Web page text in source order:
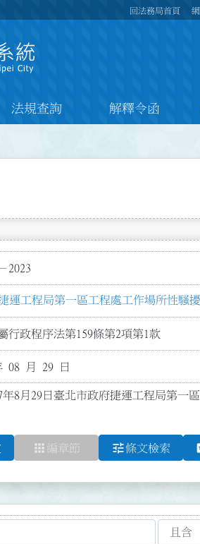
回法務局首頁
法規查詢 解釋令函
2023
運工程局第一區工程處工作場所性騷
行政程序法第159條第2項第1款
08 月 29 日
年8月29日臺北市政府捷運工程局第一
apps 編章節 tune條文檢索